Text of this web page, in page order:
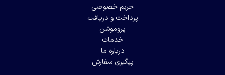
حریم خصوصی
پرداخت و دریافت
پروموشن
خدمات
درباره ما
پیگیری سفارش